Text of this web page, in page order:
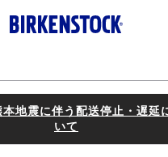
地震に伴う配送停止・遅延
いて